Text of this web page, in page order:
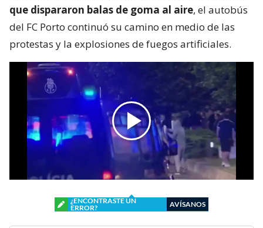
que dispararon balas de goma al aire, el autobús
del FC Porto continuó su camino en medio de las
protestas y la explosiones de fuegos artificiales.
¿ENCONTRASTE UN
ERROR?
AVÍSANOS